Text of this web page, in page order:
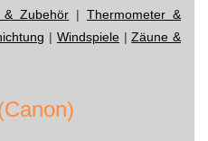
& Zubehör |Thermometer &
| Windspiele|Zäune &